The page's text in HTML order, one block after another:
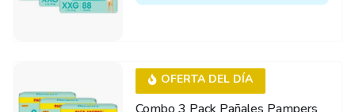
OFERTA DEL DÍA